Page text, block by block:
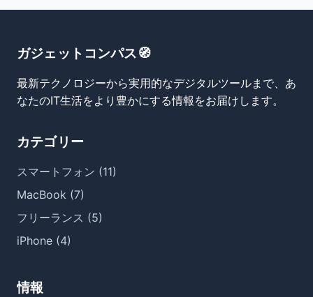
ガジェットコンパス🧭
最新テクノロジーから実用的なデジタルツールまで、あ
なたのIT生活をより豊かにする情報をお届けします。
カテゴリー
スマートフォン (11)
MacBook (7)
フリーランス (5)
iPhone (4)
情報